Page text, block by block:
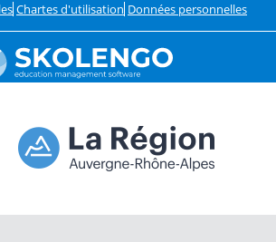
Chartes d'utilisation Données personnelles